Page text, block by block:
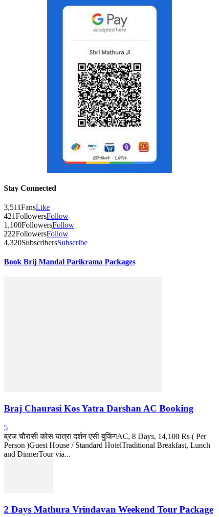
Stay Connected
3,511FansLike
421FollowersFollow
1,100FollowersFollow
222FollowersFollow
4,320SubscribersSubscribe
Book Brij Mandal Parikrama Packages
Braj Chaurasi Kos Yatra Darshan AC Booking
5
ब्रज चौरासी कोस यात्रा दर्शन एसी बुकिंगAC, 8 Days, 14,100 Rs ( Per
Person )Guest House / Standard HotelTraditional Breakfast, Lunch
and DinnerTour via...
2 Days Mathura Vrindavan Weekend Tour Package